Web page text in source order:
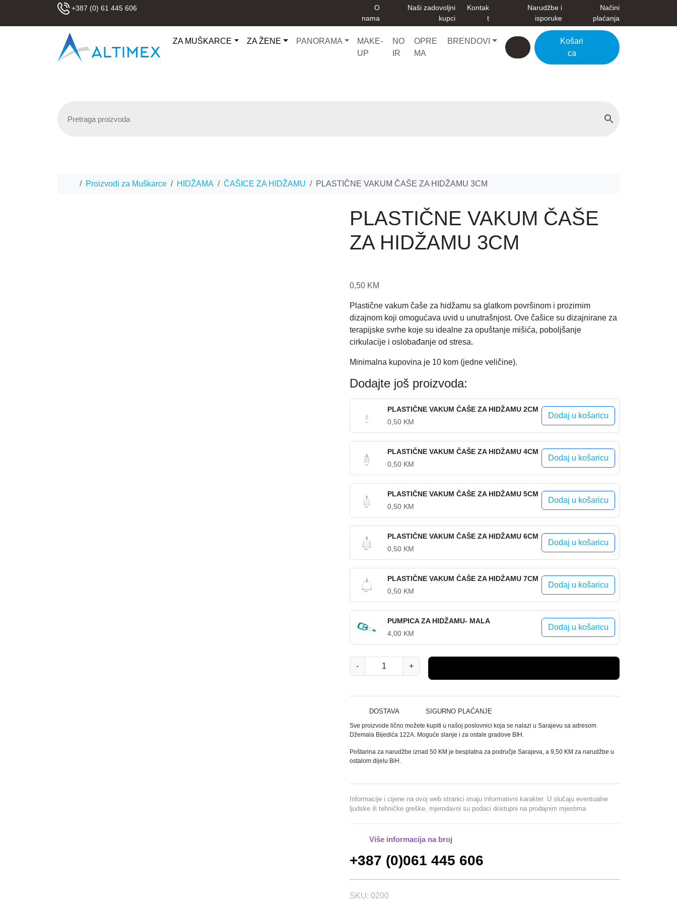
+387 (0) 61 445 606
O
nama
Naši zadovoljni
kupci
Kontak
t
Narudžbe i
isporuke
Načini
plaćanja
ZA MUŠKARCE ZA ŽENE PANORAMA
MAKE-
UP
NO
IR
OPRE
MA
BRENDOVI
Account
Košari
ca
Home
Proizvodi za Muškarce HIDŽAMA ČAŠICE ZA HIDŽAMU PLASTIČNE VAKUM ČAŠE ZA HIDŽAMU 3CM
PLASTIČNE VAKUM ČAŠE
ZA HIDŽAMU 3CM
0,50 KM
Plastične vakum čaše za hidžamu sa glatkom površinom i prozirnim
dizajnom koji omogućava uvid u unutrašnjost. Ove čašice su dizajnirane za
terapijske svrhe koje su idealne za opuštanje mišića, poboljšanje
cirkulacije i oslobađanje od stresa.
Minimalna kupovina je 10 kom (jedne veličine).
Dodajte još proizvoda:
PLASTIČNE VAKUM ČAŠE ZA HIDŽAMU 2CM
0,50 KM
Dodaj u košaricu
PLASTIČNE VAKUM ČAŠE ZA HIDŽAMU 4CM
0,50 KM
Dodaj u košaricu
PLASTIČNE VAKUM ČAŠE ZA HIDŽAMU 5CM
0,50 KM
Dodaj u košaricu
PLASTIČNE VAKUM ČAŠE ZA HIDŽAMU 6CM
0,50 KM
Dodaj u košaricu
PLASTIČNE VAKUM ČAŠE ZA HIDŽAMU 7CM
0,50 KM
Dodaj u košaricu
PUMPICA ZA HIDŽAMU- MALA
4,00 KM
Dodaj u košaricu
-
L
S
I
Č
E
A
K
U
Š
Z
A
+
DOSTAVA SIGURNO PLAĆANJE
Sve proizvode lično možete kupiti u našoj poslovnici koja se nalazi u Sarajevu sa adresom
Džemala Bijedića 122A. Moguće slanje i za ostale gradove BIH.
Poštarina za narudžbe iznad 50 KM je besplatna za područje Sarajeva, a 9,50 KM za narudžbe u
ostalom dijelu BiH.
Informacije i cijene na ovoj web stranici imaju informativni karakter. U slučaju eventualne
ljudske ili tehničke greške, mjerodavni su podaci dostupni na prodajnim mjestima
Više informacija na broj
+387 (0)061 445 606
SKU:0200